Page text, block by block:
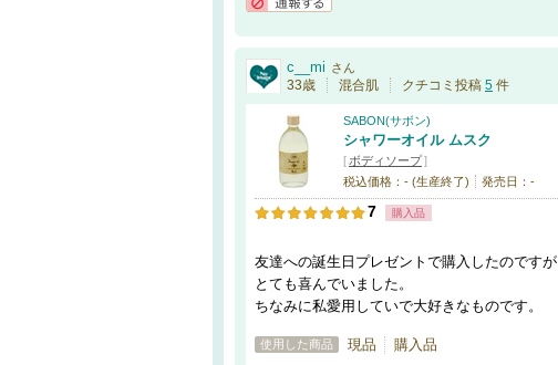
c__mi さん
33歳 混合肌 クチコミ投稿 5 件
SABON(サボン)
シャワーオイル ムスク
[ ボディソープ]
税込価格：- (生産終了)
発売日：-
7 購入品
友達への誕生日プレゼントで購入したのですが
とても喜んでいました。
ちなみに私愛用していで大好きなものです。
使用した商品 現品 購入品